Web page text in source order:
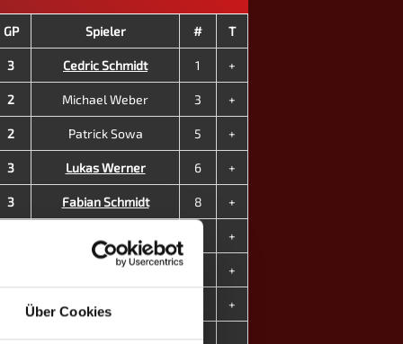
Über Cookies
GP Spieler # T
3 Cedric Schmidt 1 +
2 Michael Weber 3 +
2 Patrick Sowa 5 +
3 Lukas Werner 6 +
3 Fabian Schmidt 8 +
+
Annika Weber +
Frederike Fäth +
18 4MP